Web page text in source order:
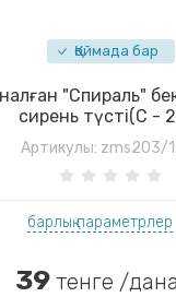
Қоймада бар
"Спираль"
сирень түсті(С -
Артикулы: zms203/
барлық параметрлер
39 тенге /